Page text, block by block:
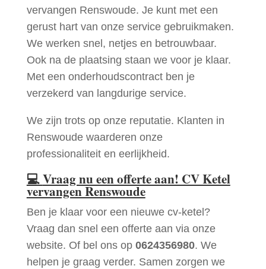
vervangen Renswoude. Je kunt met een
gerust hart van onze service gebruikmaken.
We werken snel, netjes en betrouwbaar.
Ook na de plaatsing staan we voor je klaar.
Met een onderhoudscontract ben je
verzekerd van langdurige service.
We zijn trots op onze reputatie. Klanten in
Renswoude waarderen onze
professionaliteit en eerlijkheid.
💻Vraag nu een offerte aan! CV Ketel
vervangen Renswoude
Ben je klaar voor een nieuwe cv-ketel?
Vraag dan snel een offerte aan via onze
website. Of bel ons op 0624356980. We
helpen je graag verder. Samen zorgen we